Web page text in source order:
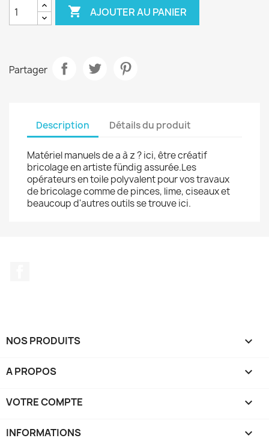
 AJOUTER AU PANIER
Partager
Description Détails du produit
Matériel manuels de a à z ? ici, être créatif
bricolage en artiste fündig assurée.Les
opérateurs en toile polyvalent pour vos travaux
de bricolage comme de pinces, lime, ciseaux et
beaucoup d'autres outils se trouve ici.
NOS PRODUITS 
A PROPOS 
VOTRE COMPTE 
INFORMATIONS keyboard_arrow_down